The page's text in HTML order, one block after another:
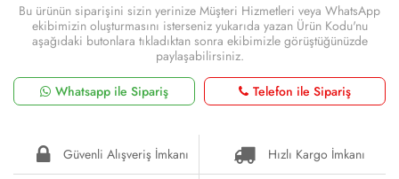
Bu ürünün siparişini sizin yerinize Müşteri Hizmetleri veya WhatsApp
ekibimizin oluşturmasını isterseniz yukarıda yazan Ürün Kodu'nu
aşağıdaki butonlara tıkladıktan sonra ekibimizle görüştüğünüzde
paylaşabilirsiniz.
Whatsapp ile Sipariş
Telefon ile Sipariş
Güvenli Alışveriş İmkanı
Hızlı Kargo İmkanı